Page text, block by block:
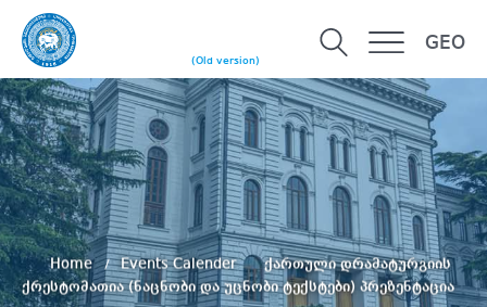
(Old version)
GEO
Home Events Calender
ქართული დრამატურგიის
ქრესტომათია (ნაცნობი და უცნობი ტექსტები) პრეზენტაცია